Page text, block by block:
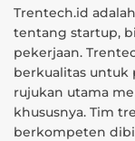
Trentech.id
tentang startup,
pekerjaan.
berkualitas untuk
rujukan utama
khususnya. Tim
berkompeten